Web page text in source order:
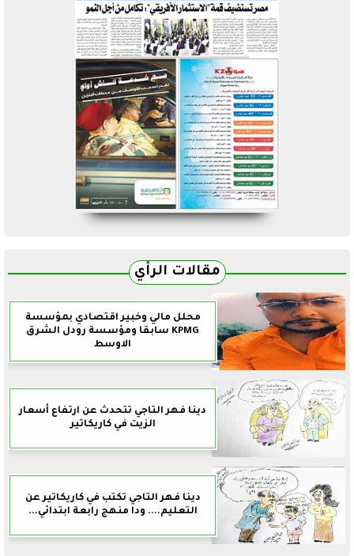
مقالات الرأي
محلل مالي وخبير اقتصادي بمؤسسة
KPMG سابقا ومؤسسة رودل الشرق
الاوسط
دينا فهر التاجي تتحدث عن ارتفاع أسعار
الزيت في كاريكاتير
دينا فهر التاجي تكتب في كاريكاتير عن
التعليم.... ودا منهج رابعة ابتدائي...